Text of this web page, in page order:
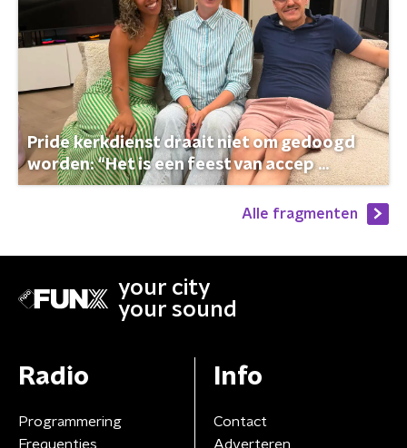
Pride kerkdienst draait niet om gedoogd
worden: “Het is een feest van accep ...
Alle fragmenten
your city
your sound
Radio
Programmering
Frequenties
Info
Contact
Adverteren